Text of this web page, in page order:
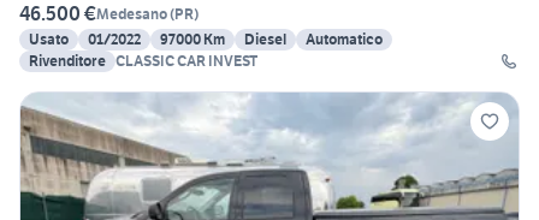
46.500 €Medesano(PR)
Usato
01/2022 97000 Km Diesel
Automatico
Rivenditore CLASSIC CAR INVEST